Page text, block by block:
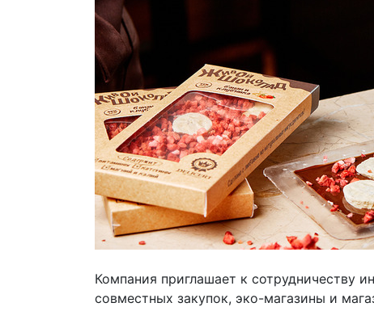
Компания приглашает к сотрудничеству
совместных закупок, эко-магазины и